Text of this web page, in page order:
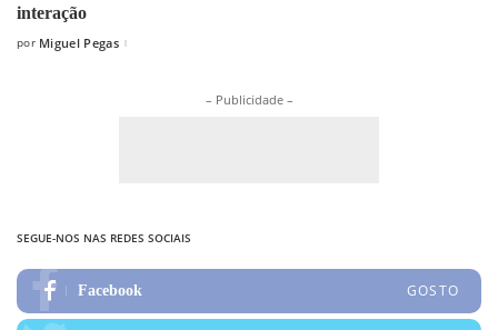
interação
Posted
por Miguel Pegas
– Publicidade –
SEGUE-NOS NAS REDES SOCIAIS
Facebook GOSTO